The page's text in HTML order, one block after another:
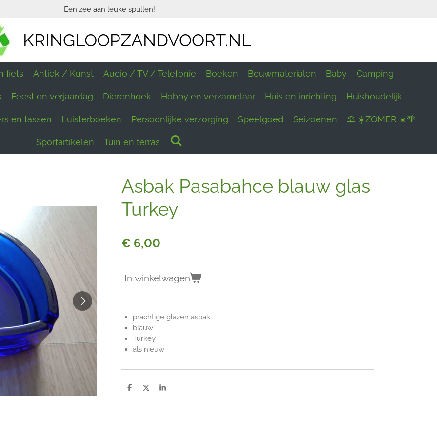
Een zee aan leuke spullen!
KRINGLOOPZANDVOORT.NL
fiets Antiek / Kunst Audio / TV / Telefonie Boeken Bouwmaterialen Baby Camping
Feest en verjaardag Dierenhoek Hobby en verzamelaar Huis en inrichting Huishoudelijk
en tassen Luisterboeken Persoonlijke verzorging Speelgoed Seizoenen ⛱ ☀️ZOMER ☀️🌴
Sportartikelen Tuin en terras
Asbak Pasabahce blauw glas
Turkey
€ 6,00
In winkelwagen
prachtige glazen asbak
blauw
Turkey
als nieuw
D
D
S